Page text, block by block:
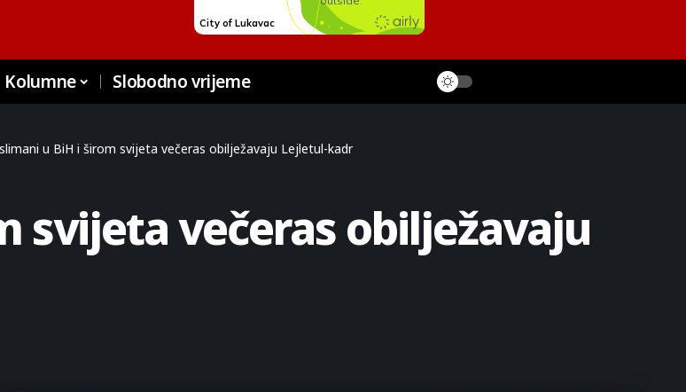
Kolumne Slobodno vrijeme
u BiH i širom svijeta večeras obilježavaju Lejletul-kadr
svijeta večeras obilježavaju